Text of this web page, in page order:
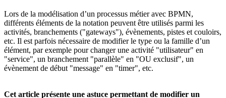
Lors de la modélisation d’un processus métier avec BPMN,
différents éléments de la notation peuvent être utilisés parmi les
activités, branchements ("gateways"), évènements, pistes et couloirs,
etc. Il est parfois nécessaire de modifier le type ou la famille d’un
élément, par exemple pour changer une activité "utilisateur" en
"service", un branchement "parallèle" en "OU exclusif", un
évènement de début "message" en "timer", etc.
Cet article présente une astuce permettant de modifier un